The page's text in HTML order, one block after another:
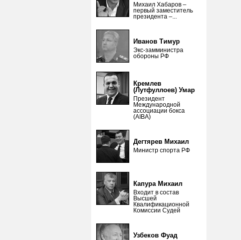
Михаил Хабаров –
первый заместитель
президента –...
Иванов Тимур
Экс-замминистра
обороны РФ
Кремлев
(Лутфуллоев) Умар
Президент
Международной
ассоциации бокса
(AIBA)
Дегтярев Михаил
Министр спорта РФ
Капура Михаил
Входит в состав
Высшей
Квалификационной
Комиссии Судей
Узбеков Фуад